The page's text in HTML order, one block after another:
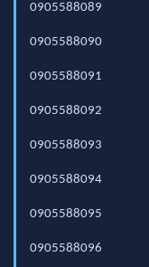
0905588089
0905588090
0905588091
0905588092
0905588093
0905588094
0905588095
0905588096